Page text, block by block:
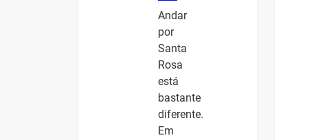
Andar
por
Santa
Rosa
está
bastante
diferente.
Em